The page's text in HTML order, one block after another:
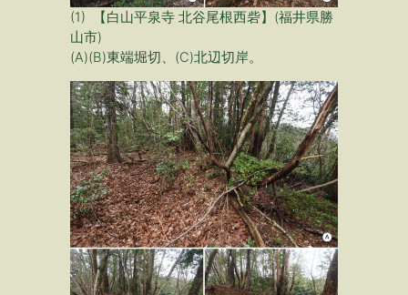
(1) 【白山平泉寺 北谷尾根西砦】(福井県勝
山市)
(A)(B)東端堀切、(C)北辺切岸。